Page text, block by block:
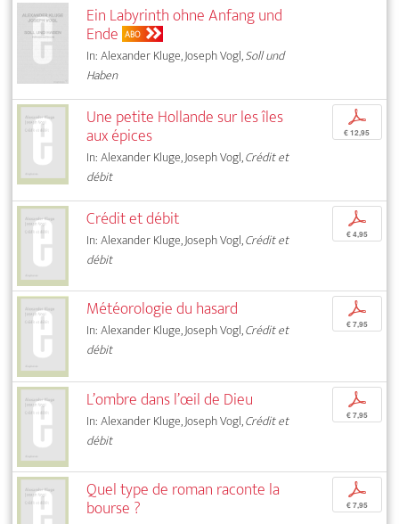
Ein Labyrinth ohne Anfang und
Ende ABO
In: Alexander Kluge, Joseph Vogl,Soll und
Haben
Une petite Hollande sur les îles
aux épices
In: Alexander Kluge, Joseph Vogl,Crédit et
débit
p
€ 12,95
Crédit et débit
In: Alexander Kluge, Joseph Vogl,Crédit et
débit
p
€ 4,95
Météorologie du hasard
In: Alexander Kluge, Joseph Vogl,Crédit et
débit
p
€ 7,95
L’ombre dans l’œil de Dieu
In: Alexander Kluge, Joseph Vogl,Crédit et
débit
p
€ 7,95
Quel type de roman raconte la
bourse ?
p
€ 7,95